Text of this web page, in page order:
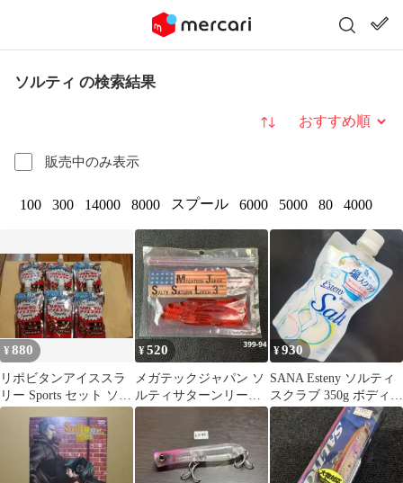
ソルティ の検索結果
販売中のみ表示
並び替え
100 300 14000 8000 スプール 6000 5000 80 4000
¥880
リポビタンアイススラ
リー Sports セット ソル
ティライチ4りんご2
¥520
メガテックジャパン ソ
ルティサターンリーチ
3インチ 9本入り
¥930
SANA Esteny ソルティ
スクラブ 350g ボディス
クラブ 未開封